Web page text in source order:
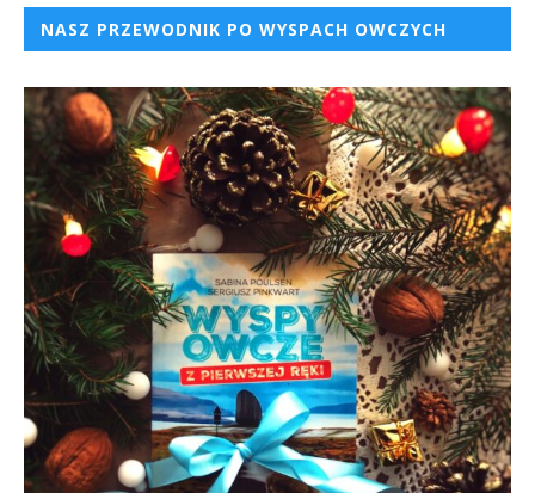
NASZ PRZEWODNIK PO WYSPACH OWCZYCH